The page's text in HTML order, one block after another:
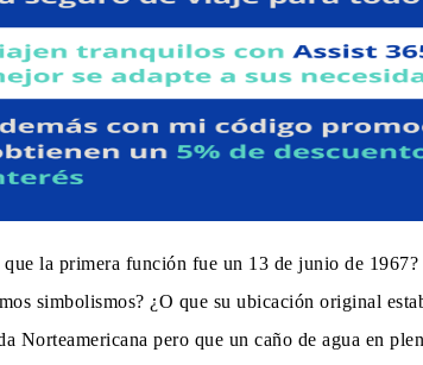
que la primera función fue un 13 de junio de
simbolismos? ¿O que su ubicación original
Norteamericana pero que un caño de agua en